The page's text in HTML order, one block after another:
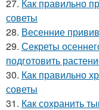
27. Как правильно
советы
28. Весенние
29. Секреты
подготовить
30. Как правильно
советы
31. Как сохранить